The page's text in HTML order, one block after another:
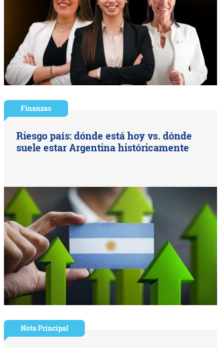
Finanzas
Riesgo país: dónde está hoy vs. dónde
suele estar Argentina históricamente
Nota Principal